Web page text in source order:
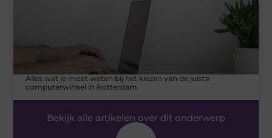
Alles wat je moet weten bij het kiezen van de juiste
computerwinkel in Rotterdam
Bekijk alle artikelen over dit onderwerp